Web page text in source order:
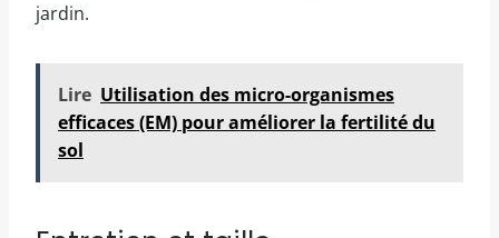
jardin.
Lire Utilisation des micro-organismes
efficaces (EM) pour améliorer la fertilité du
sol